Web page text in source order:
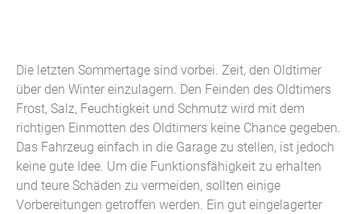
Die letzten Sommertage sind vorbei. Zeit, den Oldtimer
über den Winter einzulagern. Den Feinden des Oldtimers
Frost, Salz, Feuchtigkeit und Schmutz wird mit dem
richtigen Einmotten des Oldtimers keine Chance gegeben.
Das Fahrzeug einfach in die Garage zu stellen, ist jedoch
keine gute Idee. Um die Funktionsfähigkeit zu erhalten
und teure Schäden zu vermeiden, sollten einige
Vorbereitungen getroffen werden. Ein gut eingelagerter